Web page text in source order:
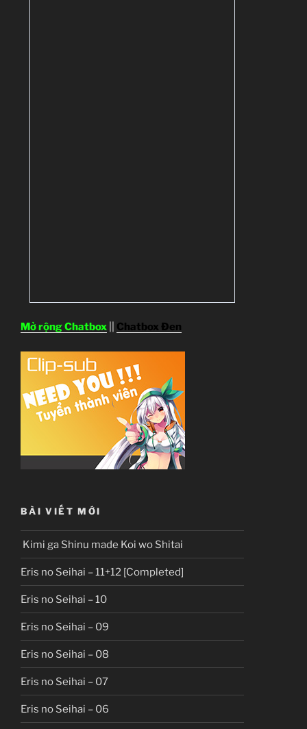
Mở rộng Chatbox Chatbox Đen
BÀI VIẾT MỚI
Kimi ga Shinu made Koi wo Shitai
Eris no Seihai – 11+12 [Completed]
Eris no Seihai – 10
Eris no Seihai – 09
Eris no Seihai – 08
Eris no Seihai – 07
Eris no Seihai – 06